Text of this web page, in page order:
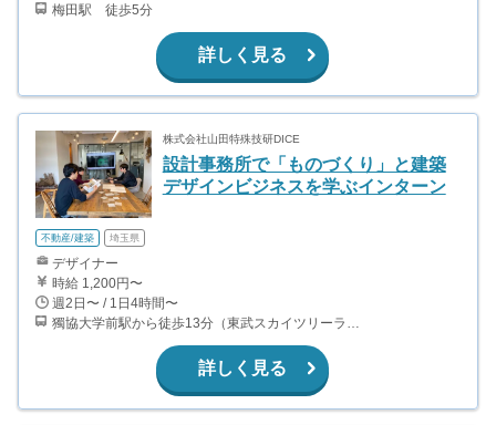
梅田駅 徒歩5分
詳しく見る
株式会社山田特殊技研DICE
設計事務所で「ものづくり」と建築
デザインビジネスを学ぶインターン
不動産/建築 埼玉県
デザイナー
時給 1,200円〜
週2日〜 / 1日4時間〜
詳しく見る